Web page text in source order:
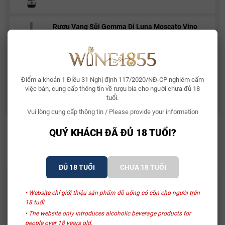
Điểm a khoản 1 Điều 31 Nghị định 117/2020/NĐ-CP nghiêm cấm
việc bán, cung cấp thông tin về rượu bia cho người chưa đủ 18
tuổi.
Vui lòng cung cấp thông tin / Please provide your information
QUÝ KHÁCH ĐÃ ĐỦ 18 TUỔI?
ĐỦ 18 TUỔI CHƯA 18 TUỔI
• Website chỉ giới thiệu sản phẩm đồ uống có cồn cho người trên
18 tuổi.
• The website only introduces alcoholic beverage products for
people over 18 years old.
Rượu Vang Sủi Gemma Di Luna Moscato Vino
581.000₫
490.000₫
632.500₫
Hộp Quà Tặng Cát Tường
Terre More Ammiraglia
1.570.000₫
Hộp Quà Tặng Cát Tường
D’Italia
1.430.000₫